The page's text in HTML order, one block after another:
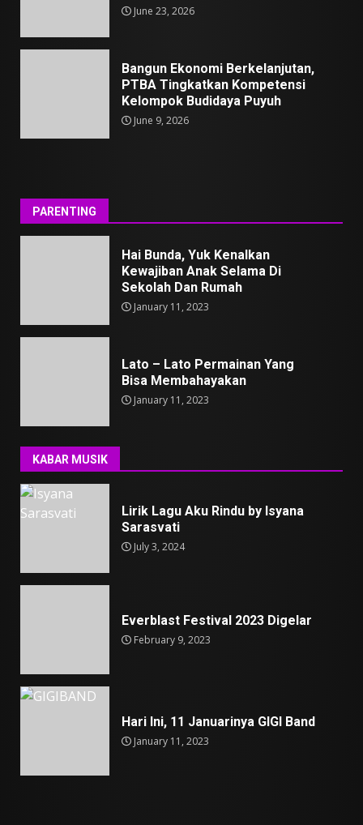
June 23, 2026
Bangun Ekonomi Berkelanjutan,
PTBA Tingkatkan Kompetensi
Kelompok Budidaya Puyuh
June 9, 2026
PARENTING
Hai Bunda, Yuk Kenalkan
Kewajiban Anak Selama Di
Sekolah Dan Rumah
January 11, 2023
Lato – Lato Permainan Yang
Bisa Membahayakan
January 11, 2023
KABAR MUSIK
Lirik Lagu Aku Rindu by Isyana
Sarasvati
July 3, 2024
Everblast Festival 2023 Digelar
February 9, 2023
Hari Ini, 11 Januarinya GIGI Band
January 11, 2023